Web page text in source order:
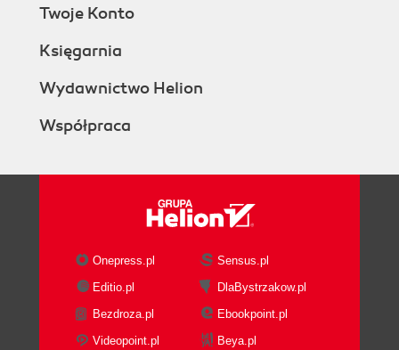
Twoje Konto
Księgarnia
Wydawnictwo Helion
Współpraca
Onepress.pl
Sensus.pl
Editio.pl
DlaBystrzakow.pl
Bezdroza.pl
Ebookpoint.pl
Videopoint.pl
Beya.pl